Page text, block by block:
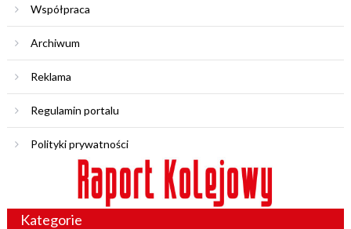
Współpraca
Archiwum
Reklama
Regulamin portalu
Polityki prywatności
Kategorie